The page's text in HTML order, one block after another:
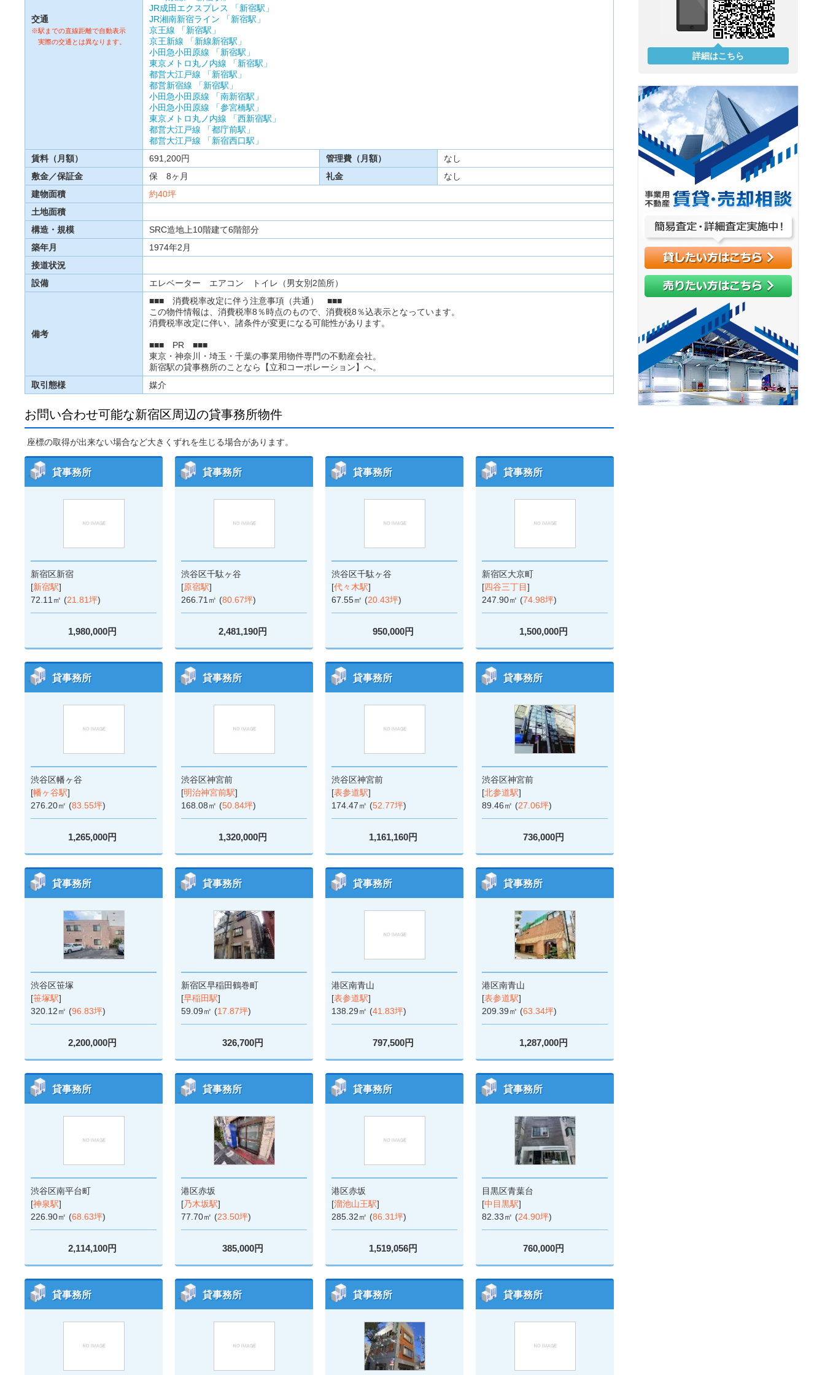
交通
※駅までの直線距離で自動表示
実際の交通とは異なります。
JR成田エクスプレス
「新宿駅」
JR湘南新宿ライン
「新宿駅」
京王線
「新宿駅」
京王新線
「新線新宿駅」
小田急小田原線
「新宿駅」
東京メトロ丸ノ内線
「新宿駅」
都営大江戸線
「新宿駅」
都営新宿線
「新宿駅」
小田急小田原線
「南新宿駅」
小田急小田原線
「参宮橋駅」
東京メトロ丸ノ内線
「西新宿駅」
都営大江戸線
「都庁前駅」
都営大江戸線
「新宿西口駅」
賃料（月額）
691,200円 管理費（月額）
なし
敷金／保証金
保 8ヶ月 礼金
なし
建物面積
約40坪
土地面積
構造・規模
SRC造地上10階建て6階部分
築年月
1974年2月
接道状況
設備
エレベーター エアコン トイレ（男女別2箇所）
備考
■■■ 消費税率改定に伴う注意事項（共通） ■■■
この物件情報は、消費税率8％時点のもので、消費税8％込表示となっています。
消費税率改定に伴い、諸条件が変更になる可能性があります。
■■■ PR ■■■
東京・神奈川・埼玉・千葉の事業用物件専門の不動産会社。
新宿駅の貸事務所のことなら【立和コーポレーション】へ。
取引態様
媒介
お問い合わせ可能な新宿区周辺の貸事務所物件
座標の取得が出来ない場合など大きくずれを生じる場合があります。
貸事務所
新宿区新宿
[新宿駅]
72.11㎡ (21.81坪)
1,980,000円
貸事務所
渋谷区千駄ヶ谷
[原宿駅]
266.71㎡ (80.67坪)
2,481,190円
貸事務所
渋谷区千駄ヶ谷
[代々木駅]
67.55㎡ (20.43坪)
950,000円
貸事務所
新宿区大京町
[四谷三丁目]
247.90㎡ (74.98坪)
1,500,000円
貸事務所
渋谷区幡ヶ谷
[幡ヶ谷駅]
276.20㎡ (83.55坪)
1,265,000円
貸事務所
渋谷区神宮前
[明治神宮前駅]
168.08㎡ (50.84坪)
1,320,000円
貸事務所
渋谷区神宮前
[表参道駅]
174.47㎡ (52.77坪)
1,161,160円
貸事務所
渋谷区神宮前
[北参道駅]
89.46㎡ (27.06坪)
736,000円
貸事務所
渋谷区笹塚
[笹塚駅]
320.12㎡ (96.83坪)
2,200,000円
貸事務所
新宿区早稲田鶴巻町
[早稲田駅]
59.09㎡ (17.87坪)
326,700円
貸事務所
港区南青山
[表参道駅]
138.29㎡ (41.83坪)
797,500円
貸事務所
港区南青山
[表参道駅]
209.39㎡ (63.34坪)
1,287,000円
貸事務所
渋谷区南平台町
[神泉駅]
226.90㎡ (68.63坪)
2,114,100円
貸事務所
港区赤坂
[乃木坂駅]
77.70㎡ (23.50坪)
385,000円
貸事務所
港区赤坂
[溜池山王駅]
285.32㎡ (86.31坪)
1,519,056円
貸事務所
目黒区青葉台
[中目黒駅]
82.33㎡ (24.90坪)
760,000円
貸事務所 貸事務所 貸事務所 貸事務所
詳細はこちら